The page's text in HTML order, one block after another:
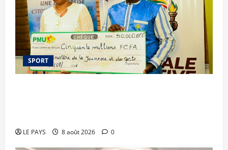
SPORT
LE PAYS 8 août 2026 0